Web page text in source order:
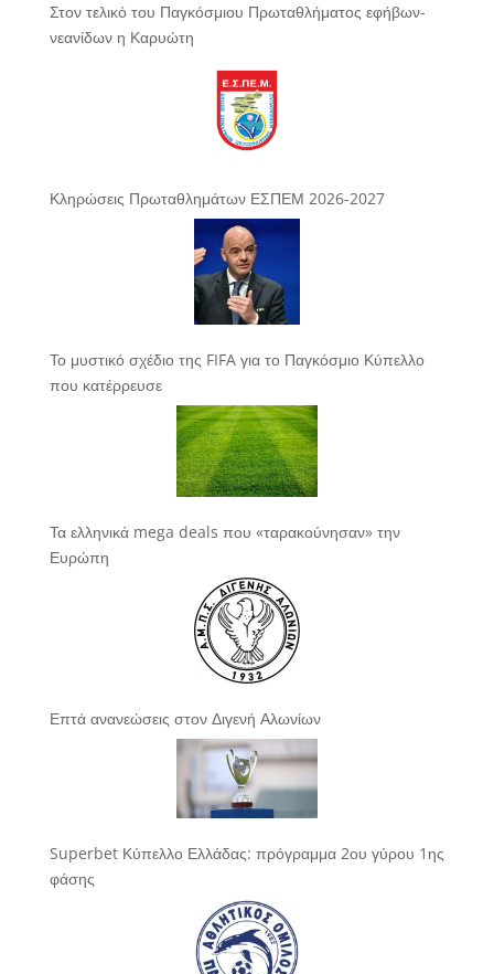
Στον τελικό του Παγκόσμιου Πρωταθλήματος εφήβων-
νεανίδων η Καρυώτη
Κληρώσεις Πρωταθλημάτων ΕΣΠΕΜ 2026-2027
Το μυστικό σχέδιο της FIFA για το Παγκόσμιο Κύπελλο
που κατέρρευσε
Τα ελληνικά mega deals που «ταρακούνησαν» την
Ευρώπη
Επτά ανανεώσεις στον Διγενή Αλωνίων
Superbet Κύπελλο Ελλάδας: πρόγραμμα 2ου γύρου 1ης
φάσης